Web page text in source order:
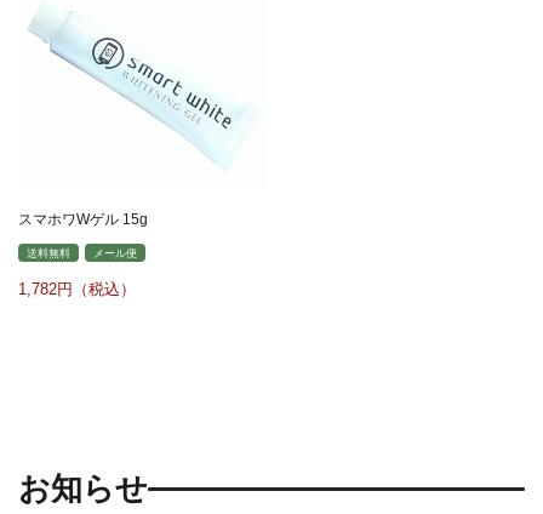
スマホワWゲル 15g
送料無料 メール便
1,782
お知らせ